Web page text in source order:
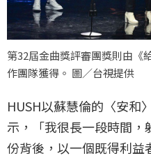
第32屆金曲獎評審團獎則由《
作團隊獲得。 圖／台視提供
HUSH以蘇慧倫的〈安和
示，「我很長一段時間
份背後，以一個既得利